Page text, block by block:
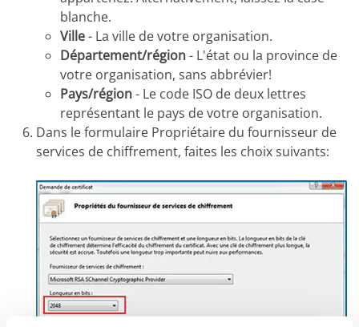
blanche.
Ville- La ville de votre organisation.
Département/région- L'état ou la province de
votre organisation, sans abbrévier!
Pays/région- Le code ISO de deux lettres
représentant le pays de votre organisation.
Dans le formulaire Propriétaire du fournisseur de
services de chiffrement, faites les choix suivants: